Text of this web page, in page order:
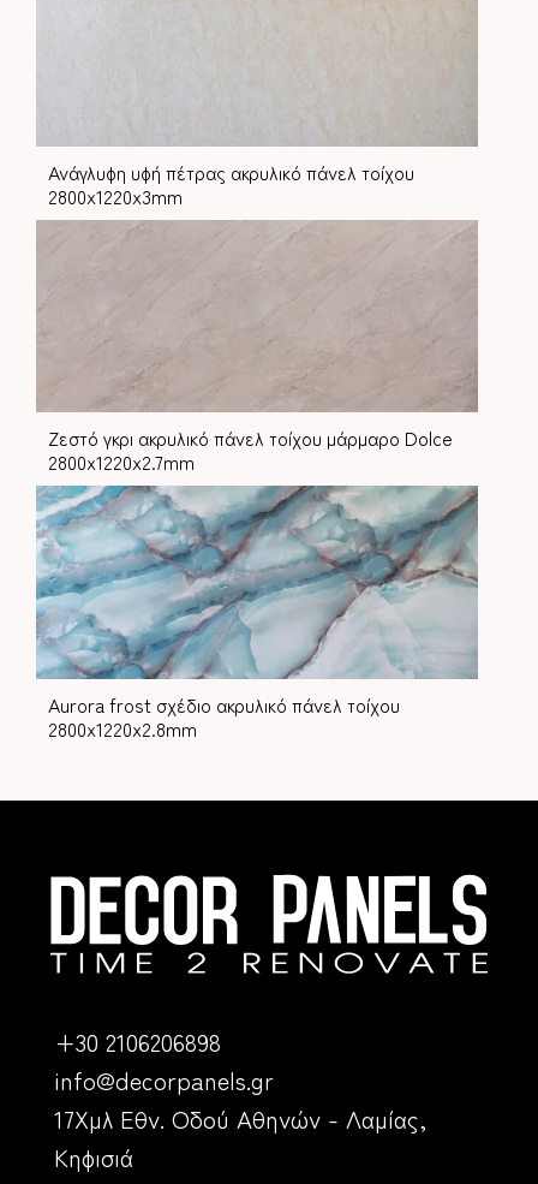
Ανάγλυφη υφή πέτρας ακρυλικό πάνελ τοίχου
2800x1220x3mm
Ζεστό γκρι ακρυλικό πάνελ τοίχου μάρμαρο Dolce
2800x1220x2.7mm
Aurora frost σχέδιο ακρυλικό πάνελ τοίχου
2800x1220x2.8mm
+30 2106206898
info@decorpanels.gr
17Χμλ Εθν. Οδού Αθηνών - Λαμίας,
Κηφισιά